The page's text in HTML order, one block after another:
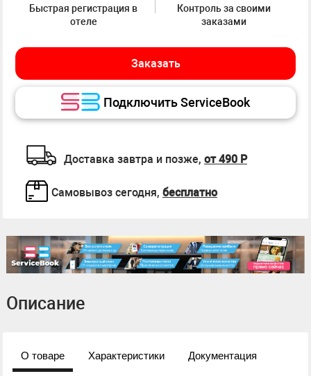
Быстрая регистрация в
отеле
Контроль за своими
заказами
Заказать
Подключить ServiceBook
Доставка завтра и позже, от 490 Р
Самовывоз сегодня, бесплатно
Описание
О товаре Характеристики Документация